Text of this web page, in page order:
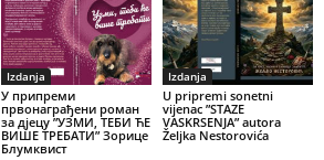
Izdanja
У припреми
првонаграђени роман
за дјецу ”УЗМИ, ТЕБИ ЋЕ
ВИШЕ ТРЕБАТИ” Зорице
Блумквист
Izdanja
U pripremi sonetni
vijenac ”STAZE
VASKRSENJA” autora
Željka Nestorovića